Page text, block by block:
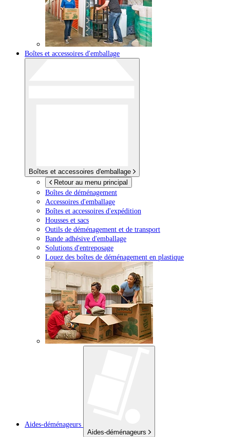
Boîtes et accessoires d'emballage
Boîtes et accessoires d'emballage
Retour au menu principal
Boîtes de déménagement
Accessoires d'emballage
Boîtes et accessoires d'expédition
Housses et sacs
Outils de déménagement et de transport
Bande adhésive d'emballage
Solutions d'entreposage
Louez des boîtes de déménagement en plastique
Aides-déménageurs
Aides-déménageurs